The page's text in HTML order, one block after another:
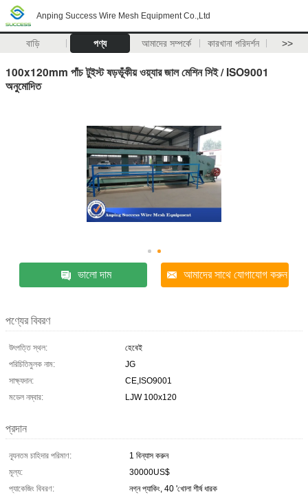
Anping Success Wire Mesh Equipment Co.,Ltd
বাড়ি পণ্য আমাদের সম্পর্কে কারখানা পরিদর্শন >>
100x120mm পাঁচ টুইস্ট ষড়ভূঁকীয় ওয়্যার জাল মেশিন সিই / ISO9001
অনুমোদিত
ভালো দাম আমাদের সাথে যোগাযোগ করুন
পণ্যের বিবরণ
উৎপত্তি স্থল:
হেবেই
পরিচিতিমুলক নাম:
JG
সাক্ষ্যদান:
CE,ISO9001
মডেল নম্বার:
LJW 100x120
প্রদান
ন্যূনতম চাহিদার পরিমাণ:
1 বিন্যাস করুন
মূল্য:
30000US$
প্যাকেজিং বিবরণ:
নগ্ন প্যাকিং, 40 'খোলা শীর্ষ ধারক